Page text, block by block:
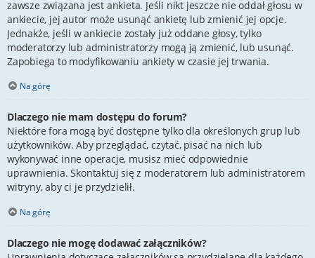
zawsze związana jest ankieta. Jeśli nikt jeszcze nie oddał głosu w
ankiecie, jej autor może usunąć ankietę lub zmienić jej opcje.
Jednakże, jeśli w ankiecie zostały już oddane głosy, tylko
moderatorzy lub administratorzy mogą ją zmienić, lub usunąć.
Zapobiega to modyfikowaniu ankiety w czasie jej trwania.
Na górę
Dlaczego nie mam dostępu do forum?
Niektóre fora mogą być dostępne tylko dla określonych grup lub
użytkowników. Aby przeglądać, czytać, pisać na nich lub
wykonywać inne operacje, musisz mieć odpowiednie
uprawnienia. Skontaktuj się z moderatorem lub administratorem
witryny, aby ci je przydzielił.
Na górę
Dlaczego nie mogę dodawać załączników?